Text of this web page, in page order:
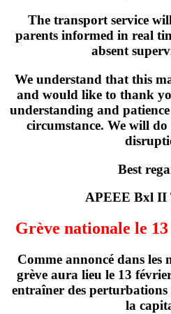
The transport service
parents informed in real
absent
We understand that this
and would like to thank
understanding and
circumstance. We will
Best
APEEE Bxl II
Grève nationale le
Comme annoncé dans les
grève aura lieu le 13
entraîner des perturbations
la